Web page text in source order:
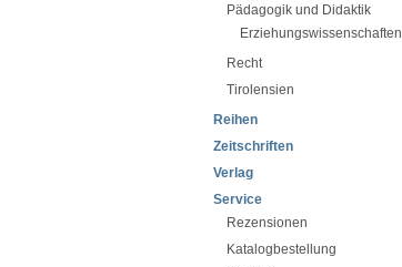
Pädagogik und Didaktik
Erziehungswissenschaften
Recht
Tirolensien
Reihen
Zeitschriften
Verlag
Service
Rezensionen
Katalogbestellung